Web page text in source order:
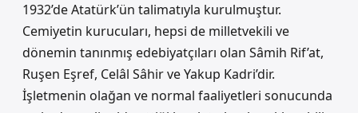
1932’de Atatürk’ün talimatıyla kurulmuştur.
Cemiyetin kurucuları, hepsi de milletvekili ve
dönemin tanınmış edebiyatçıları olan Sâmih Rif’at,
Ruşen Eşref, Celâl Sâhir ve Yakup Kadri’dir.
İşletmenin olağan ve normal faaliyetleri sonucunda